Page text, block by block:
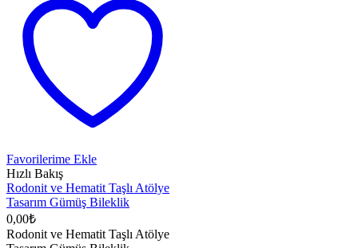
Favorilerime Ekle
Hızlı Bakış
Rodonit ve Hematit Taşlı Atölye
Tasarım Gümüş Bileklik
0,00₺
Rodonit ve Hematit Taşlı Atölye